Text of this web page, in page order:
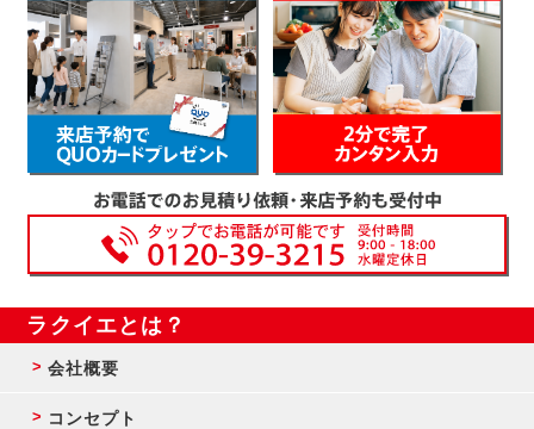
ラクイエとは？
会社概要
コンセプト